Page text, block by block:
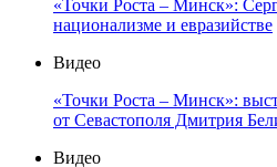
«Точки Роста – Минск»:
национализме и евразийстве
Видео
«Точки Роста – Минск»:
от Севастополя Дмитрия
Видео